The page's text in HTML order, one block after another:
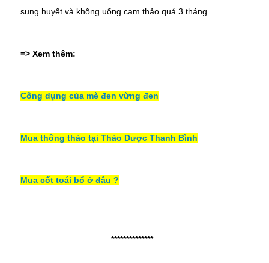
sung huyết và không uống cam thảo quá 3 tháng.
=> Xem thêm:
Công dụng của mè đen vừng đen
Mua thông thảo tại Thảo Dược Thanh Bình
Mua cốt toái bổ ở đâu ?
**************